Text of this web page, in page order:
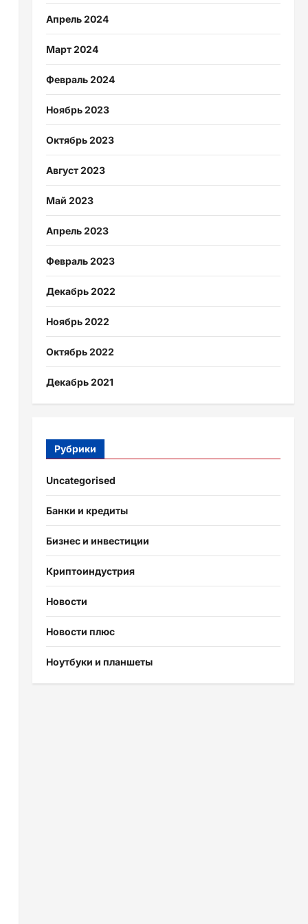
Апрель 2024
Март 2024
Февраль 2024
Ноябрь 2023
Октябрь 2023
Август 2023
Май 2023
Апрель 2023
Февраль 2023
Декабрь 2022
Ноябрь 2022
Октябрь 2022
Декабрь 2021
Рубрики
Uncategorised
Банки и кредиты
Бизнес и инвестиции
Криптоиндустрия
Новости
Новости плюс
Ноутбуки и планшеты